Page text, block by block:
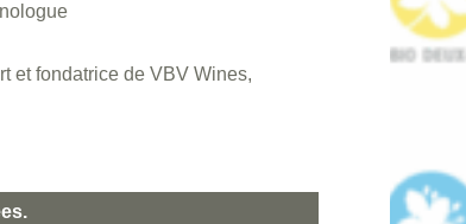
et fondatrice de VBV Wines,